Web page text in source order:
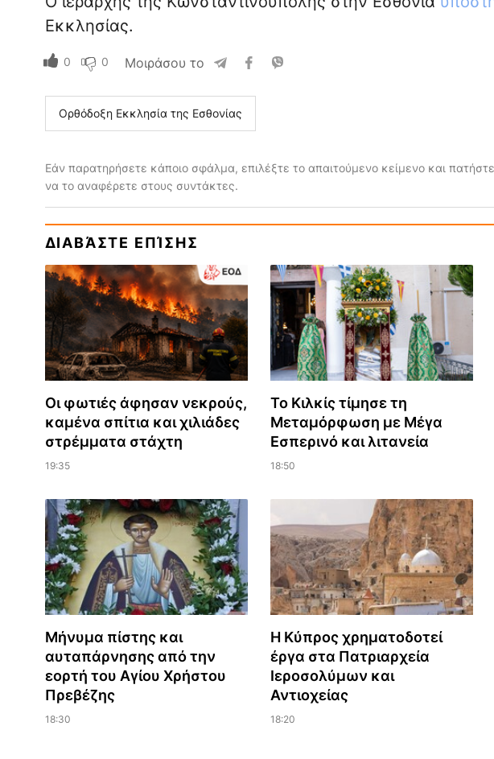
Εκκλησίας.
0 0 Μοιράσου το
Ορθόδοξη Εκκλησία της Εσθονίας
Εάν παρατηρήσετε κάποιο σφάλμα, επιλέξτε το απαιτούμενο κείμενο και
να το αναφέρετε στους συντάκτες.
ΔΙΑΒΆΣΤΕ ΕΠΊΣΗΣ
Οι φωτιές άφησαν νεκρούς,
καμένα σπίτια και χιλιάδες
στρέμματα στάχτη
19:35
Το Κιλκίς τίμησε τη
Μεταμόρφωση με Μέγα
Εσπερινό και λιτανεία
18:50
Μήνυμα πίστης και
αυταπάρνησης από την
εορτή του Αγίου Χρήστου
Πρεβέζης
18:30
Η Κύπρος χρηματοδοτεί
έργα στα Πατριαρχεία
Ιεροσολύμων και
Αντιοχείας
18:20